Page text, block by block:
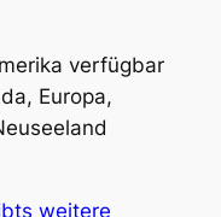
verfügbar
Europa,
weitere